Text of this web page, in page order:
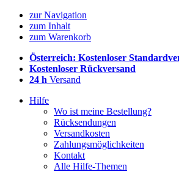
zur Navigation
zum Inhalt
zum Warenkorb
Österreich: Kostenloser
Kostenloser Rückversand
24 h Versand
Hilfe
Wo ist meine Bestellung?
Rücksendungen
Versandkosten
Zahlungsmöglichkeiten
Kontakt
Alle Hilfe-Themen